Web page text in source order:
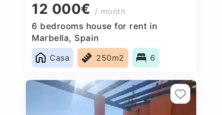
12 000€ / month
6 bedrooms house for rent in
Marbella, Spain
Casa
250m2 6